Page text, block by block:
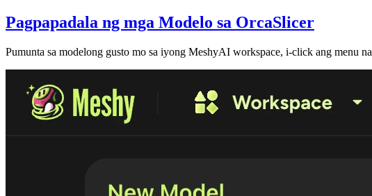
Pagpapadala ng mga Modelo sa OrcaSlicer
Pumunta sa modelong gusto mo sa iyong MeshyAI workspace, i-click ang menu na